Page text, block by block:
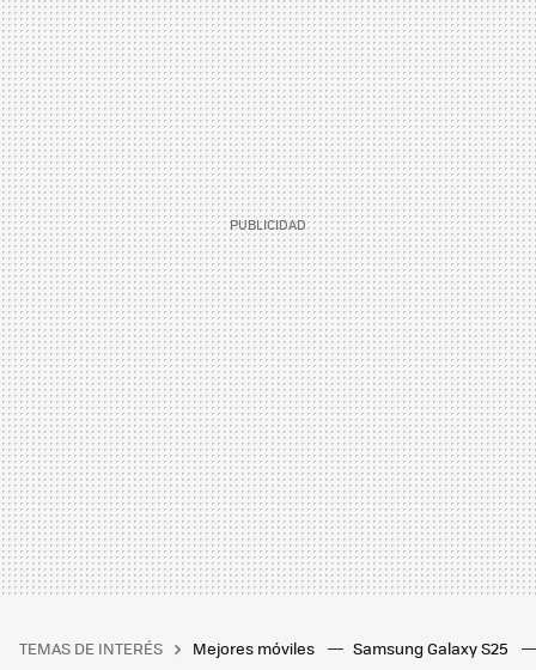
TEMAS DE INTERÉS Mejores móviles Samsung Galaxy S25